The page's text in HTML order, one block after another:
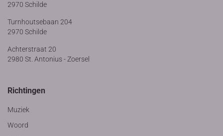
2970 Schilde
Turnhoutsebaan 204
2970 Schilde
Achterstraat 20
2980 St. Antonius - Zoersel
Richtingen
Muziek
Woord